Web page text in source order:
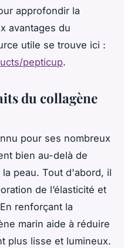
approfondir la
avantages du
utile se trouve ici :
pepticup.
du collagène
pour ses nombreux
bien au-delà de
peau. Tout d'abord, il
de l’élasticité et
renforçant la
marin aide à réduire
plus lisse et lumineux.